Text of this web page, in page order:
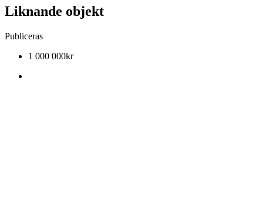
Liknande objekt
Publiceras
1 000 000kr